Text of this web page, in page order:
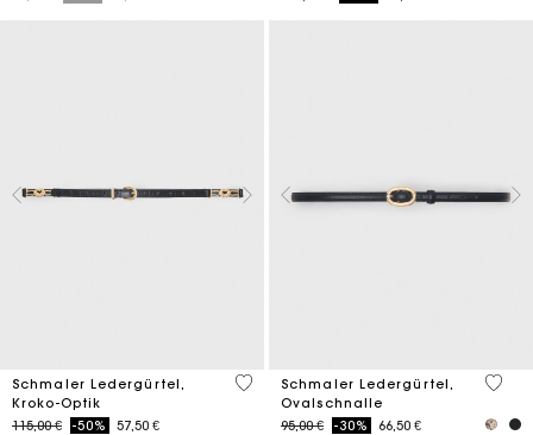
Schmaler Ledergürtel,
Kroko-Optik
Price reduced from
115,00 €to-50% 57,50 €
5 out of 5 Customer Rating
Schmaler Ledergürtel,
Ovalschnalle
Price reduced from
95,00 €to-30% 66,50 €
3,4